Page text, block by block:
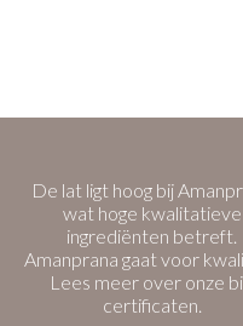
De lat ligt hoog bij
wat hoge kwalitatieve
ingrediënten betreft.
Amanprana gaat voor
Lees meer over onze
certificaten.